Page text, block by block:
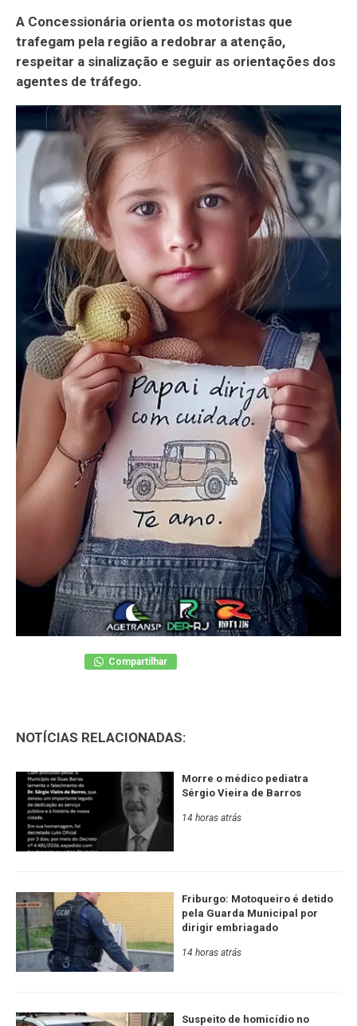
A Concessionária orienta os motoristas que
trafegam pela região a redobrar a atenção,
respeitar a sinalização e seguir as orientações dos
agentes de tráfego.
Compartilhar
NOTÍCIAS RELACIONADAS:
Morre o médico pediatra
Sérgio Vieira de Barros
14 horas atrás
Friburgo: Motoqueiro é detido
pela Guarda Municipal por
dirigir embriagado
14 horas atrás
Suspeito de homicídio no